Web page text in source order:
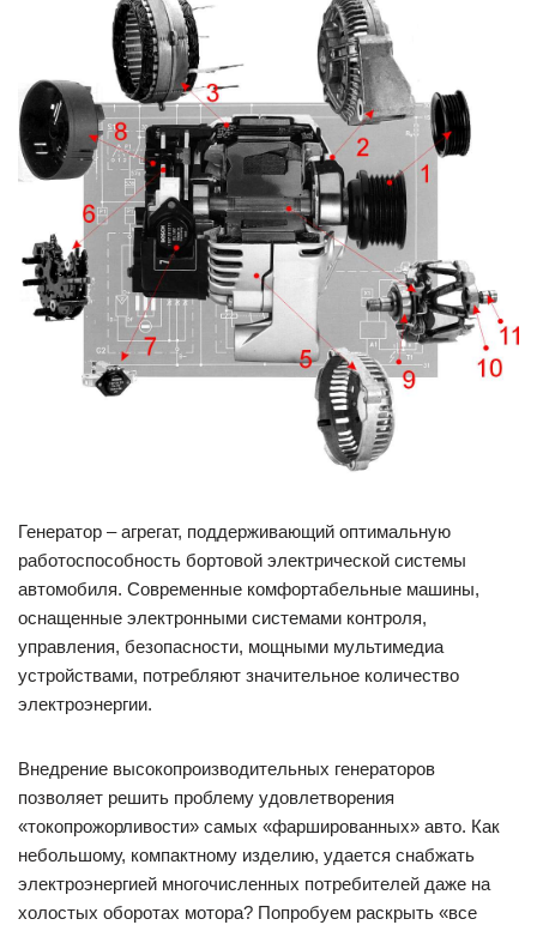
Генератор ‒ агрегат, поддерживающий оптимальную
работоспособность бортовой электрической системы
автомобиля. Современные комфортабельные машины,
оснащенные электронными системами контроля,
управления, безопасности, мощными мультимедиа
устройствами, потребляют значительное количество
электроэнергии.
Внедрение высокопроизводительных генераторов
позволяет решить проблему удовлетворения
«токопрожорливости» самых «фаршированных» авто. Как
небольшому, компактному изделию, удается снабжать
электроэнергией многочисленных потребителей даже на
холостых оборотах мотора? Попробуем раскрыть «все